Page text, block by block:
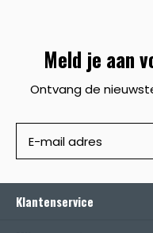
Meld je aan
Ontvang de
Klantenservice